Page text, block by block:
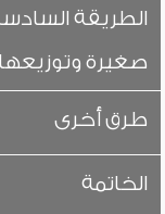
الطريقة
صغيرة
طرق أخرى
الخاتمة